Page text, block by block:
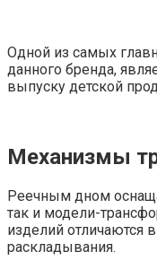
Одной из самых
данного бренда,
выпуску детской
Механизмы
Реечным дном
так и модели-
изделий отличаются
раскладывания.